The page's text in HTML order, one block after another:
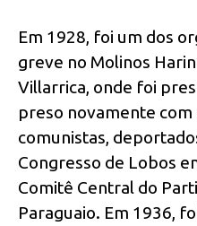
Em 1928, foi um dos
greve no Molinos
Villarrica, onde foi
preso novamente
comunistas,
Congresso de Lobos
Comitê Central do
Paraguaio. Em 1936,